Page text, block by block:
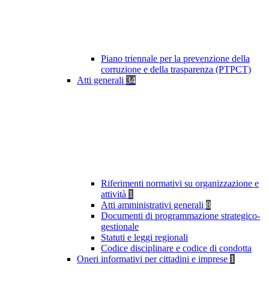
Piano triennale per la prevenzione della
corruzione e della trasparenza (PTPCT)
Atti generali 34
Riferimenti normativi su organizzazione e
attività 1
Atti amministrativi generali 8
Documenti di programmazione strategico-
gestionale
Statuti e leggi regionali
Codice disciplinare e codice di condotta
Oneri informativi per cittadini e imprese 1